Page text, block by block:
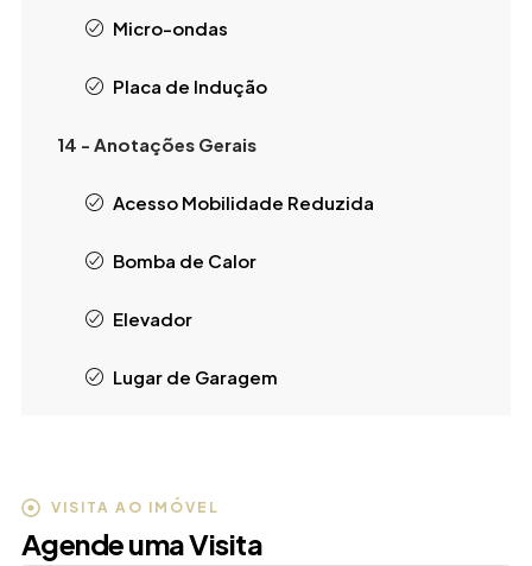
Micro-ondas
Placa de Indução
14 - Anotações Gerais
Acesso Mobilidade Reduzida
Bomba de Calor
Elevador
Lugar de Garagem
VISITA AO IMÓVEL
Agende uma Visita